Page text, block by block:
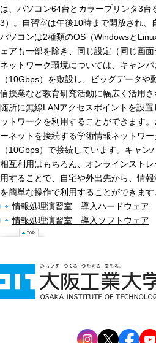
は、パソコン64台とカラープリンタ3台
3）。自習室は午後10時まで開放され、
パソコンは2種類のOS（Windowsと
ェアも一部を除き、同じ設定（同じ画
ネットワーク環境については、キャン
（10Gbps）を敷設し、ビッグデータ
信授業など教育研究活動に幅広く活用
随所に無線LANアクセスポイントを設
ットワークを利用することができます
ーネットを接続する学術情報ネットワ
（10Gbps）で接続しています。キャ
相互利用はもちろん、オンラインスト
用することで、自宅や外出先から、情
を簡単な操作で利用することができます
情報処理演習室 導入ハードウェア
情報処理演習室 導入ソフトウェア